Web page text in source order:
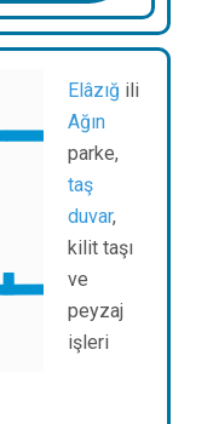
Elâzığ ili
Ağın
parke,
taş
duvar,
kilit taşı
ve
peyzaj
işleri